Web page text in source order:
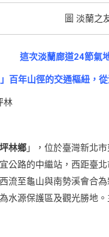
圖 淡蘭之
這次淡蘭廊道24節氣
百年山徑的交通樞紐，
林
坪林鄉 」，位於臺灣新北
公路的中繼站，西距臺
流至龜山與南勢溪會合
水源保護區及觀光勝地